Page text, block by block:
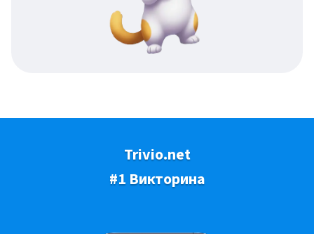
Trivio.net
#1 Викторина